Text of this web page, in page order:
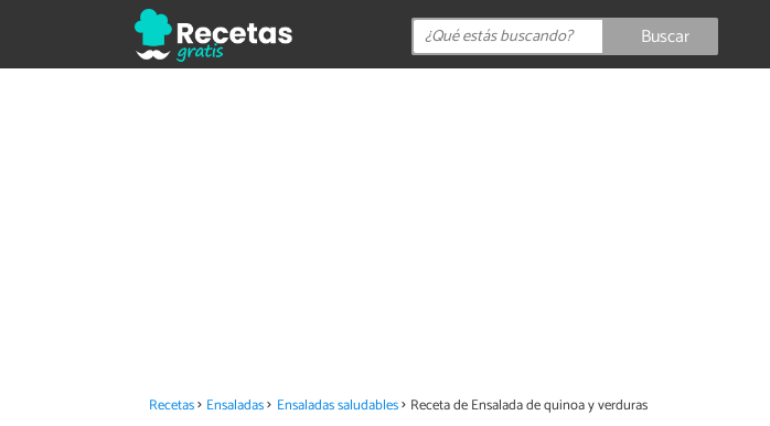
Buscar
Recetas Ensaladas Ensaladas saludables Receta de Ensalada de quinoa y verduras